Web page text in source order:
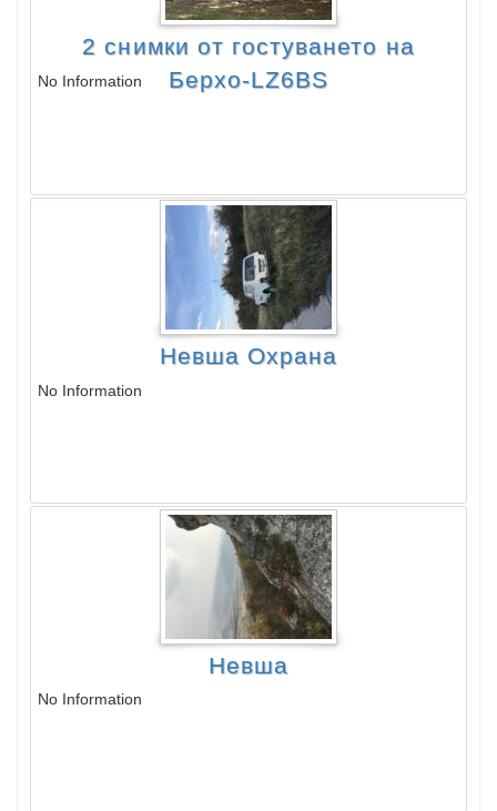
2 снимки от гостуването на
Берхо-LZ6BS
No Information
Невша Охрана
No Information
Невша
No Information